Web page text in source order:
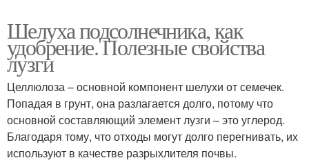
Шелуха подсолнечника, как
удобрение. Полезные свойства
лузги
Целлюлоза – основной компонент шелухи от семечек.
Попадая в грунт, она разлагается долго, потому что
основной составляющий элемент лузги – это углерод.
Благодаря тому, что отходы могут долго перегнивать, их
используют в качестве разрыхлителя почвы.